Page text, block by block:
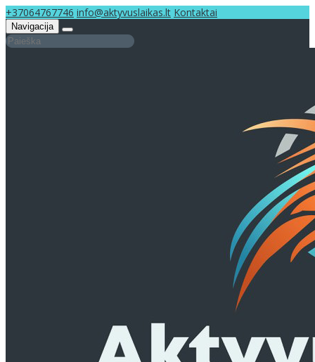
+37064767746 info@aktyvuslaikas.lt Kontaktai
Navigacija